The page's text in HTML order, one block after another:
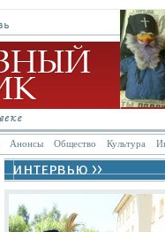
Анонсы Общество Культура